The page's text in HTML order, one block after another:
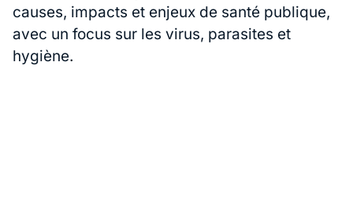
causes, impacts et enjeux de santé publique,
avec un focus sur les virus, parasites et
hygiène.